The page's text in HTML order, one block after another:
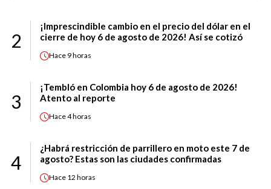
2
¡Imprescindible cambio en el precio del dólar en el
cierre de hoy 6 de agosto de 2026! Así se cotizó
Hace 9 horas
3
¡Tembló en Colombia hoy 6 de agosto de 2026!
Atento al reporte
Hace4 horas
4
¿Habrá restricción de parrillero en moto este 7 de
agosto? Estas son las ciudades confirmadas
Hace 12 horas